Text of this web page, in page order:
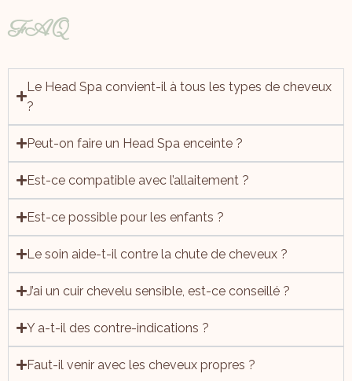
FAQ
Le Head Spa convient-il à tous les types de cheveux
?
Peut-on faire un Head Spa enceinte ?
Est-ce compatible avec l’allaitement ?
Est-ce possible pour les enfants ?
Le soin aide-t-il contre la chute de cheveux ?
J’ai un cuir chevelu sensible, est-ce conseillé ?
Y a-t-il des contre-indications ?
Faut-il venir avec les cheveux propres ?